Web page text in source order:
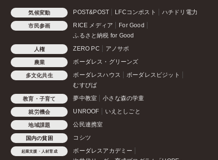
気候変動 POST&POST LFCコンポスト ハチドリ電力
市民参画 RICE メディア
For Good
ふるさと納税 for Good
人権 ZERO PC アノサポ
農業 ボーダレス・グリーンズ
多文化共生 ボーダレスハウス
ボーダレスビジット
むすびば
教育・子育て 夢中教室 小さな森の学童
就労機会 UNROOF いえとしごと
地域課題 公民連携室
国内の貧困 コシツ
起業支援・人材育成
ボーダレスアカデミー